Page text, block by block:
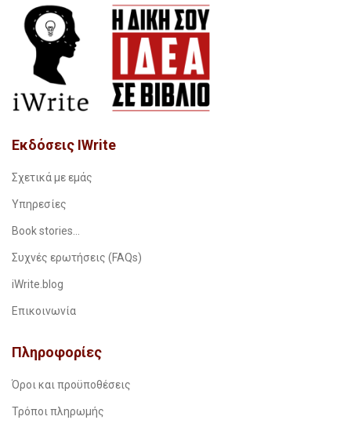
Εκδόσεις IWrite
Σχετικά με εμάς
Υπηρεσίες
Book stories…
Συχνές ερωτήσεις (FAQs)
iWrite.blog
Επικοινωνία
Πληροφορίες
Όροι και προϋποθέσεις
Τρόποι πληρωμής